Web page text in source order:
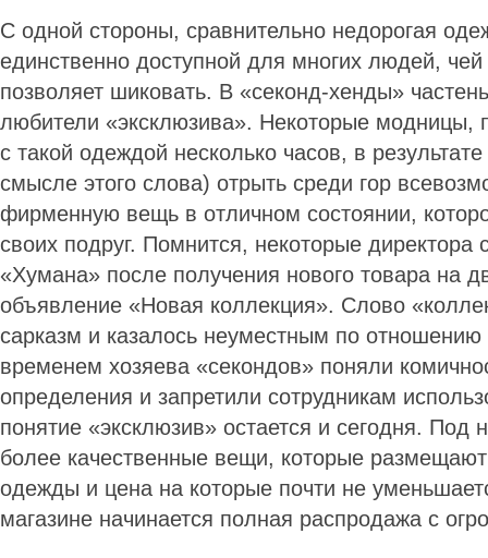
С одной стороны, сравнительно недорогая
единственно доступной для многих людей,
позволяет шиковать. В «секонд-хенды»
любители «эксклюзива». Некоторые модницы,
с такой одеждой несколько часов, в
смысле этого слова) отрыть среди гор
фирменную вещь в отличном состоянии,
своих подруг. Помнится, некоторые директора
«Хумана» после получения нового товара на
объявление «Новая коллекция». Слово
сарказм и казалось неуместным по
временем хозяева «секондов» поняли
определения и запретили сотрудникам
понятие «эксклюзив» остается и сегодня. Под
более качественные вещи, которые размещают
одежды и цена на которые почти не
магазине начинается полная распродажа с